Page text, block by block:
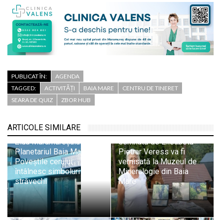
PUBLICAT ÎN:
AGENDA
TAGGED:
ACTIVITĂȚI BAIA MARE
CENTRU DE TINERET
SEARA DE QUIZ
ZBOR HUB
ARTICOLE SIMILARE
Ziua Maramureșului la
Planetariul Baia Mare:
Poveștile cerului
întâlnesc simboluri
străvechi
„Ecouri din Mină”
semnată de Elisabeta
Pietrar Veress va fi
vernisată la Muzeul de
Mineralogie din Baia
Mare